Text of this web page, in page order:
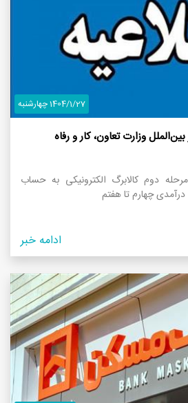
1404/1/27 چهارشنبه
وزارت تعاون، کار و رفاه
دوم کالابرگ الکترونیکی به حساب
چهارم تا هفتم
ادامه خبر